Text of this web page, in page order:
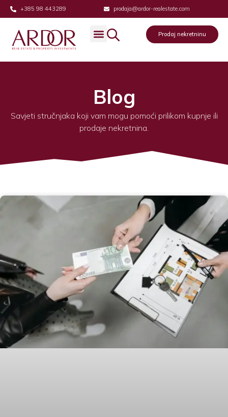
+385 98 443289 prodaja@ardor-realestate.com
Prodaj nekretninu
Blog
Savjeti stručnjaka koji vam mogu pomoći prilikom kupnje ili
prodaje nekretnina.